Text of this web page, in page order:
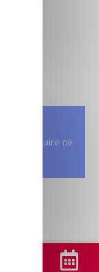
de
!
ce formulaire ne